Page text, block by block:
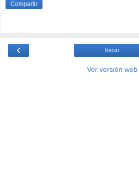
Compartir
‹ Inicio
Ver versión web